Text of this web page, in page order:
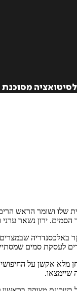
שלו ושומר הראש
הסמים. ירון נשאר
באלכסנדריה
לעסקת סמים